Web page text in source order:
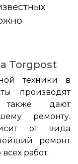
Torgpost
техники в
производят
дают
ремонту.
от вида
ремонт
работ.